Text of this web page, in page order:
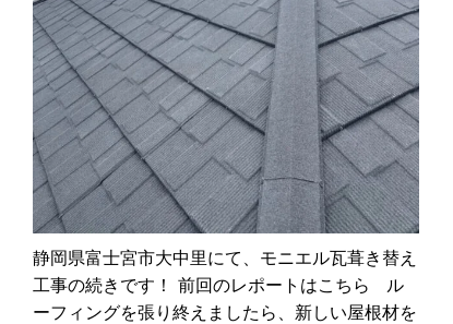
静岡県富士宮市大中里にて、モニエル瓦葺き替え
工事の続きです！ 前回のレポートはこちら ル
ーフィングを張り終えましたら、新しい屋根材を